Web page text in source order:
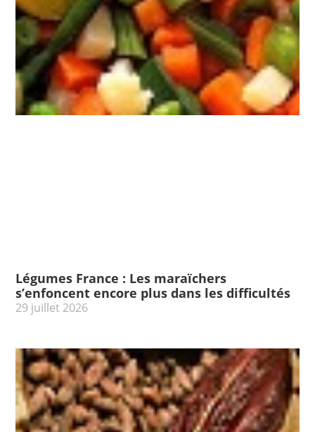
Légumes France : Les maraïchers
s’enfoncent encore plus dans les difficultés
29 juillet 2026